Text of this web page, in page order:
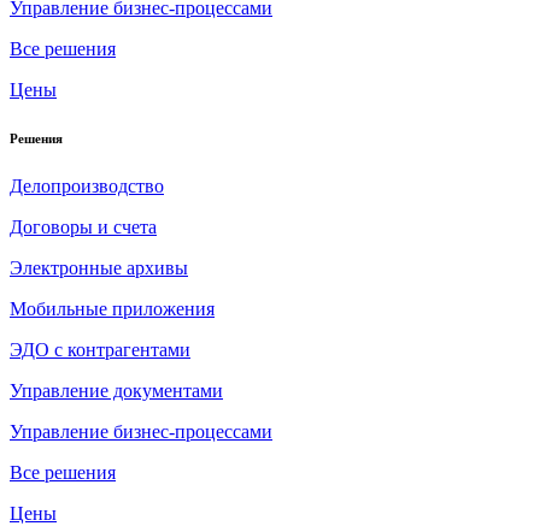
Управление бизнес-процессами
Все решения
Цены
Решения
Делопроизводство
Договоры и счета
Электронные архивы
Мобильные приложения
ЭДО с контрагентами
Управление документами
Управление бизнес-процессами
Все решения
Цены